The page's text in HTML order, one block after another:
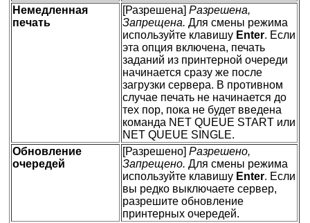
Немедленная
печать
[Разрешена] Разрешена,
Запрещена. Для смены режима
используйте клавишу Enter. Если
эта опция включена, печать
заданий из принтерной очереди
начинается сразу же после
загрузки сервера. В противном
случае печать не начинается до
тех пор, пока не будет введена
команда NET QUEUE START или
NET QUEUE SINGLE.
Обновление
очередей
[Разрешено] Разрешено,
Запрещено. Для смены режима
используйте клавишу Enter. Если
вы редко выключаете сервер,
разрешите обновление
принтерных очередей.